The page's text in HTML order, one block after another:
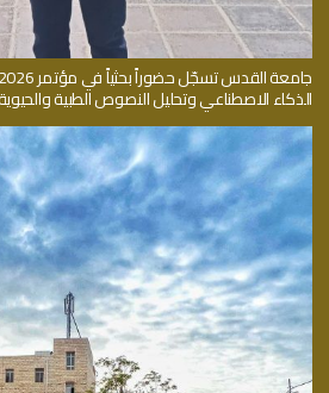
الذكاء الاصطناعي وتحليل النصوص الطبية